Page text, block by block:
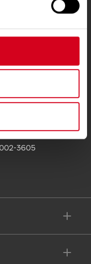
90 100
3605